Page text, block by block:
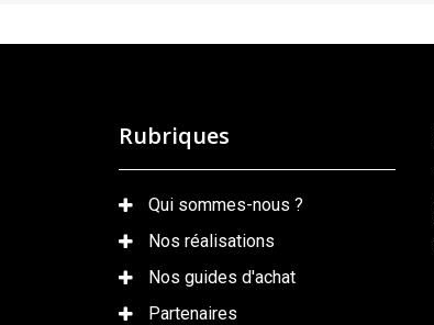
Rubriques
Qui sommes-nous ?
Nos réalisations
Nos guides d'achat
Partenaires